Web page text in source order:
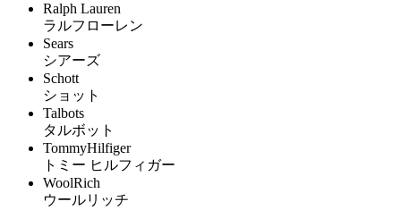
Ralph Lauren
ラルフローレン
Sears
シアーズ
Schott
ショット
Talbots
タルボット
TommyHilfiger
トミー ヒルフィガー
WoolRich
ウールリッチ